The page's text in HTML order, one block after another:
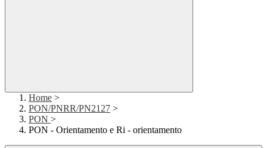
Home >
PON/PNRR/PN2127 >
PON >
PON - Orientamento e Ri - orientamento